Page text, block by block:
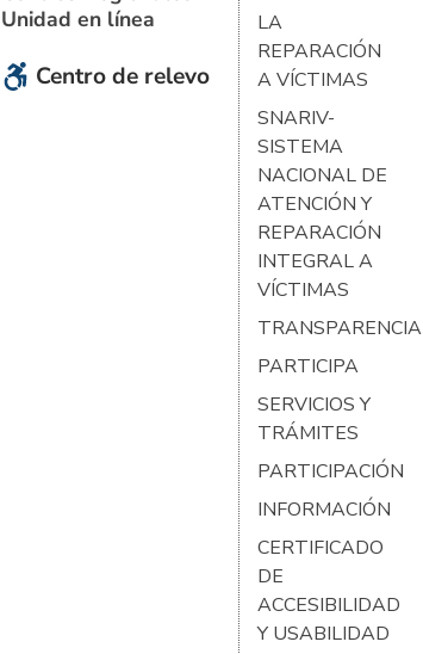
Unidad en línea
Centro de relevo
LA
REPARACIÓN
A VÍCTIMAS
SNARIV-
SISTEMA
NACIONAL DE
ATENCIÓN Y
REPARACIÓN
INTEGRAL A
VÍCTIMAS
TRANSPARENCIA
PARTICIPA
SERVICIOS Y
TRÁMITES
PARTICIPACIÓN
INFORMACIÓN
CERTIFICADO
DE
ACCESIBILIDAD
Y USABILIDAD